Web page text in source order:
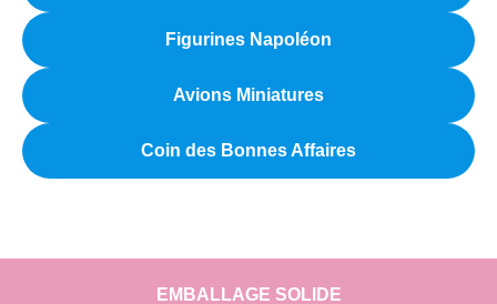
Figurines Napoléon
Avions Miniatures
Coin des Bonnes Affaires
EMBALLAGE SOLIDE